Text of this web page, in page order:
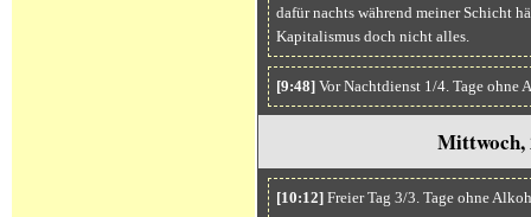
dafür nachts während meiner Schicht
Kapitalismus doch nicht alles.
[9:48]Vor Nachtdienst 1/4. Tage ohne
Mittwoch,
[10:12]Freier Tag 3/3. Tage ohne